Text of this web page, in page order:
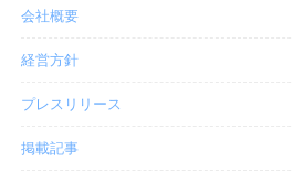
会社概要
経営方針
プレスリリース
掲載記事